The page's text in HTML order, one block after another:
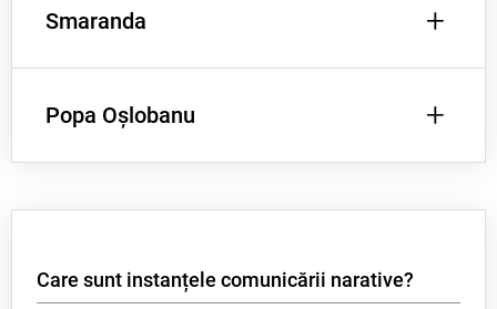
poznaș, isteț, vesel, jucăuș
Smaranda +
iertătoare, grijulie, autoritară, harnică
Popa Oșlobanu +
ursuz, neprimitor, temperamental
Care sunt instanțele comunicării narative?